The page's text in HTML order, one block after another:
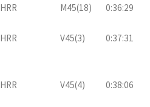
HRR M45(18) 0:36:29
HRR V45(3) 0:37:31
HRR V45(4) 0:38:06